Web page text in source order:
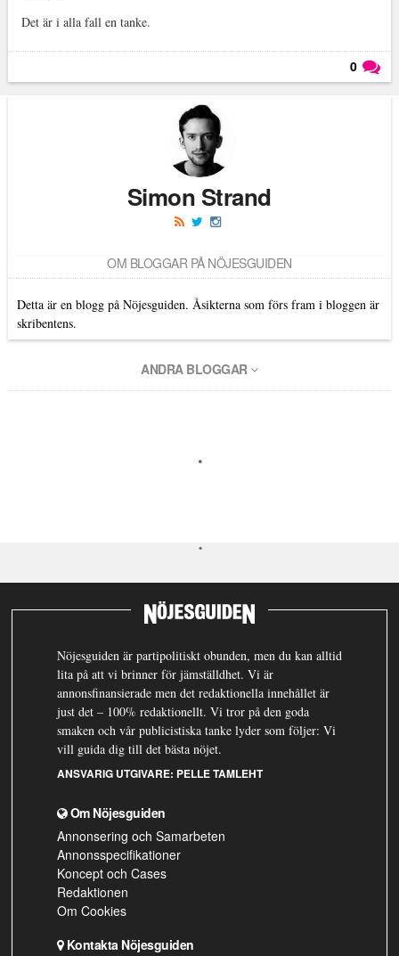
Det är i alla fall en tanke.
0
Simon Strand
OM BLOGGAR PÅ NÖJESGUIDEN
Detta är en blogg på Nöjesguiden. Åsikterna som förs fram i bloggen är
skribentens.
ANDRA BLOGGAR
Nöjesguiden är partipolitiskt obunden, men du kan alltid
lita på att vi brinner för jämställdhet. Vi är
annonsfinansierade men det redaktionella innehållet är
just det – 100% redaktionellt. Vi tror på den goda
smaken och vår publicistiska tanke lyder som följer: Vi
vill guida dig till det bästa nöjet.
ANSVARIG UTGIVARE: PELLE TAMLEHT
Om Nöjesguiden
Annonsering och Samarbeten
Annonsspecifikationer
Koncept och Cases
Redaktionen
Om Cookies
Kontakta Nöjesguiden